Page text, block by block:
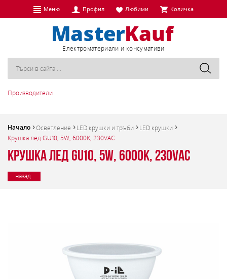
Меню Профил Любими Количка
Eлектроматериали и консумативи
Производители
Начало Осветление LED крушки и тръби
LED крушки
Крушка лед GU10, 5W, 6000K, 230VAC
Крушка лед GU10, 5W, 6000K, 230VAC
назад